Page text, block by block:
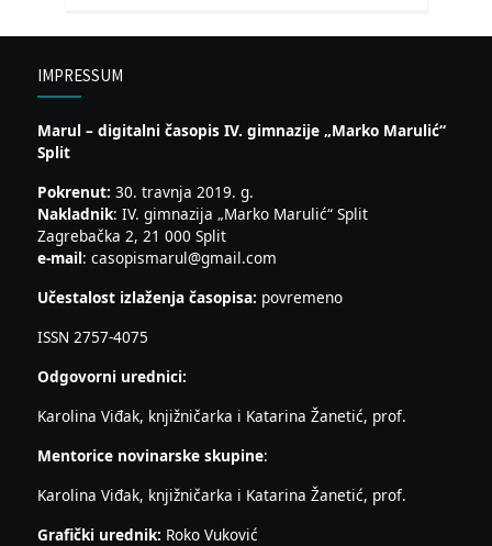
IMPRESSUM
Marul – digitalni časopis IV. gimnazije „Marko Marulić“
Split
Pokrenut: 30. travnja 2019. g.
Nakladnik: IV. gimnazija „Marko Marulić“ Split
Zagrebačka 2, 21 000 Split
e-mail: casopismarul@gmail.com
Učestalost izlaženja časopisa: povremeno
ISSN 2757-4075
Odgovorni urednici:
Karolina Viđak, knjižničarka i Katarina Žanetić, prof.
Mentorice novinarske skupine:
Karolina Viđak, knjižničarka i Katarina Žanetić, prof.
Grafički urednik: Roko Vuković